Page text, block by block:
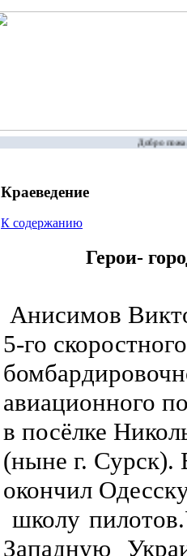
Добро
Краеведение
К содержанию
Герои-
Анисимов
5-го скоростного
авиационного
в посёлке
(ныне г. Сурск).
окончил
школу
Западную